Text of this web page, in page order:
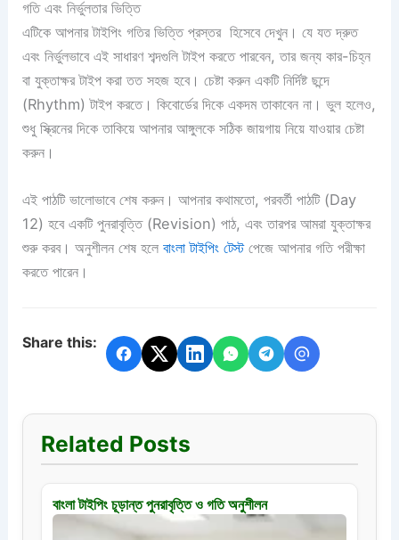
গতি এবং নির্ভুলতার ভিত্তি
এটিকে আপনার টাইপিং গতির ভিত্তি প্রস্তর হিসেবে দেখুন। যে যত দ্রুত
এবং নির্ভুলভাবে এই সাধারণ শব্দগুলি টাইপ করতে পারবেন, তার জন্য কার-চিহ্ন
বা যুক্তাক্ষর টাইপ করা তত সহজ হবে। চেষ্টা করুন একটি নির্দিষ্ট ছন্দে
(Rhythm) টাইপ করতে। কিবোর্ডের দিকে একদম তাকাবেন না। ভুল হলেও,
শুধু স্ক্রিনের দিকে তাকিয়ে আপনার আঙ্গুলকে সঠিক জায়গায় নিয়ে যাওয়ার চেষ্টা
করুন।
এই পাঠটি ভালোভাবে শেষ করুন। আপনার কথামতো, পরবর্তী পাঠটি (Day
12) হবে একটি পুনরাবৃত্তি (Revision) পাঠ, এবং তারপর আমরা যুক্তাক্ষর
শুরু করব। অনুশীলন শেষ হলেবাংলা টাইপিং টেস্টপেজে আপনার গতি পরীক্ষা
করতে পারেন।
Share this:
Related Posts
বাংলা টাইপিং চূড়ান্ত পুনরাবৃত্তি ও গতি অনুশীলন